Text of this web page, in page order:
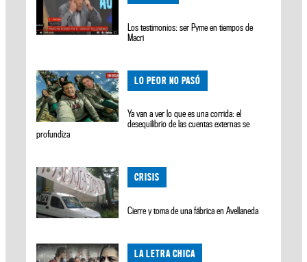
Los testimonios: ser Pyme en tiempos de
Macri
LO PEOR NO PASÓ
Ya van a ver lo que es una corrida: el
desequilibrio de las cuentas externas se
profundiza
CRISIS
Cierre y toma de una fábrica en Avellaneda
LA LETRA CHICA